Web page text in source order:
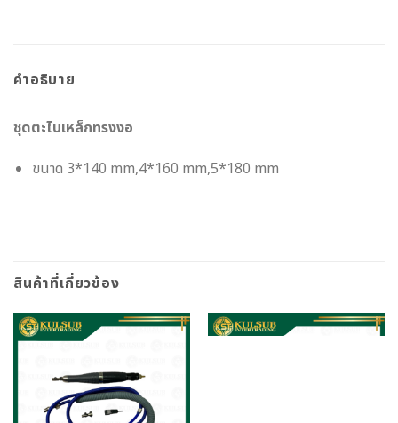
คำอธิบาย
ชุดตะไบเหล็กทรงงอ
ขนาด 3*140 mm,4*160 mm,5*180 mm
สินค้าที่เกี่ยวข้อง